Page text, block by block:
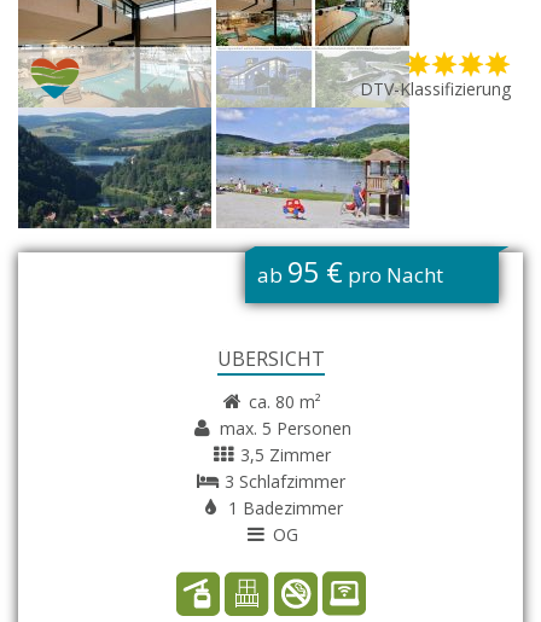
DTV-Klassifizierung
ab 95 € pro Nacht
ÜBERSICHT
ca. 80 m²
max. 5 Personen
3,5 Zimmer
3 Schlafzimmer
1 Badezimmer
OG